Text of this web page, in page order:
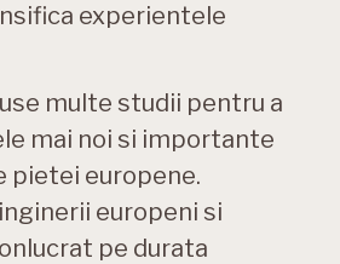
experientele
multe studii pentru a
mai noi si importante
pietei europene.
europeni si
pe durata